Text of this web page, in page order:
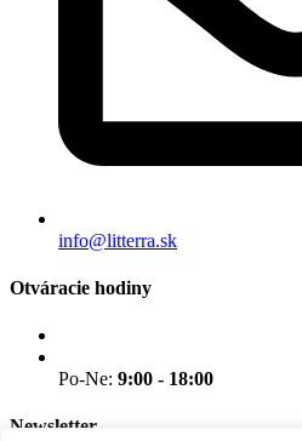
info@litterra.sk
Otváracie hodiny
Po-Ne: 9:00 - 18:00
Newsletter